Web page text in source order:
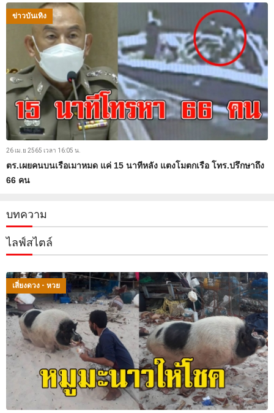
ข่าวบันเทิง
26 เม.ย 2565 เวลา 16:05 น.
ตร.เผยคนบนเรือเมาหมด แค่ 15 นาทีหลัง แตงโมตกเรือ โทร.ปรึกษาถึง
66 คน
บทความ
ไลฟ์สไตล์
เสี่ยงดวง - หวย